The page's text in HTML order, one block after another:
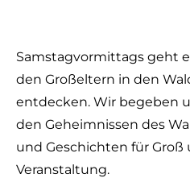
Samstagvormittags geht
den Großeltern in den
entdecken. Wir begeben
den Geheimnissen des
und Geschichten für
Veranstaltung.